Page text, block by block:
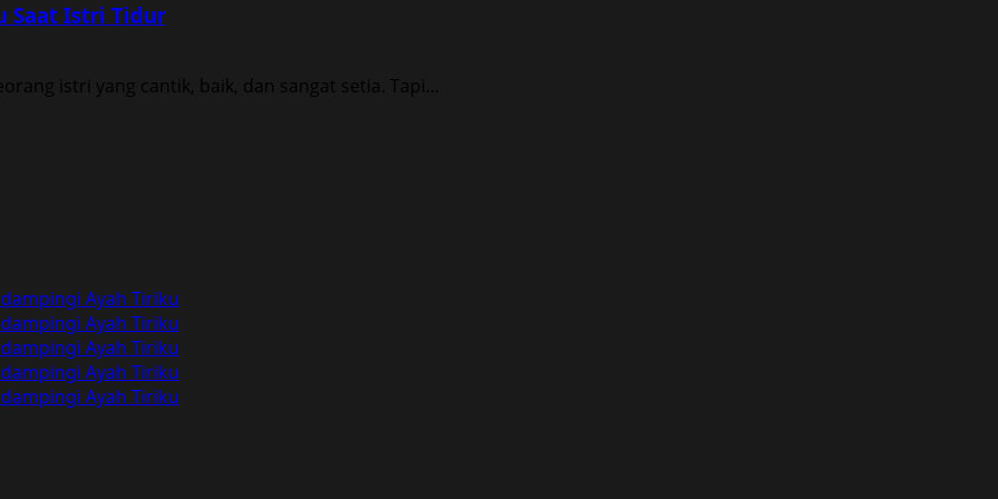
Saat Istri Tidur
istri yang cantik, baik, dan sangat setia. Tapi...
Ayah Tiriku
Ayah Tiriku
Ayah Tiriku
Ayah Tiriku
Ayah Tiriku